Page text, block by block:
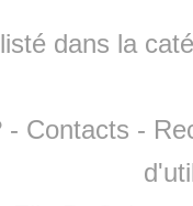
dans la
- Contacts -